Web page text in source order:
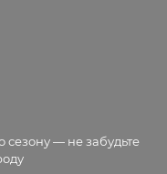
сезону — не забудьте